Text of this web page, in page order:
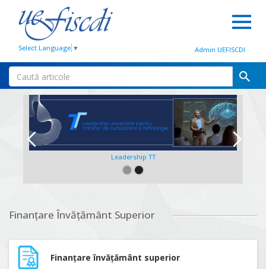
Select Language ▼ Admin UEFISCDI
Leadership TT
Finanțare Învățământ Superior
Finanțare învățământ superior